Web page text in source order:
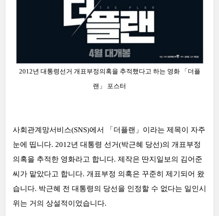
2012년 대통령선거 개표부정의혹을 추적했다고 하는 영화 「 더플
랜」 포스터
사회관계망서비스(SNS)에서 「 더플랜」이라는 제목이 자주
눈에 띱니다. 2012년 대통령 선거(박근혜 당선)의 개표부정
의혹을 추적한 영화라고 합니다. 제작은 딴지일보의 김어준
씨가 맡았다고 합니다. 개표부정 의혹은 꾸준히 제기되어 왔
습니다. 박근혜 전 대통령의 당선을 인정할 수 없다는 일인시
위는 거의 상설적이었습니다.